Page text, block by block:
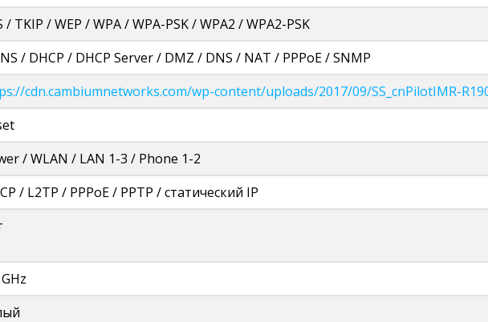
/ TKIP / WEP / WPA / WPA-PSK / WPA2 / WPA2-PSK
/ DHCP / DHCP Server / DMZ / DNS / NAT / PPPoE / SNMP
cdn.cambiumnetworks.com/wp-content/uploads/2017/09/SS_cnPilotIMR-
/ WLAN / LAN 1-3 / Phone 1-2
/ L2TP / PPPoE / PPTP / статический IP